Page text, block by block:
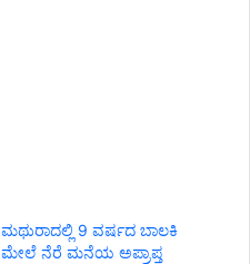
ಮಥುರಾದಲ್ಲಿ 9 ವರ್ಷದ ಬಾಲಕಿ
ಮೇಲೆ ನೆರೆ ಮನೆಯ ಅಪ್ರಾಪ್ತ